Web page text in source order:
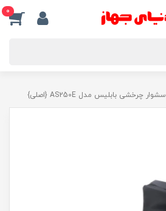
0
سشوار چرخشی بابلیس مدل AS250E {اصلی}